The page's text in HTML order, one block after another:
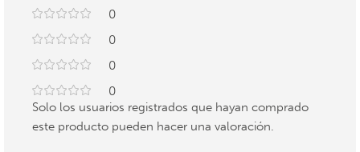
0
0
0
0
Solo los usuarios registrados que hayan comprado
este producto pueden hacer una valoración.